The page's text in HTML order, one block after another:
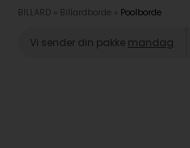
BILLARD Billardborde Poolborde
Vi sender din pakke mandag